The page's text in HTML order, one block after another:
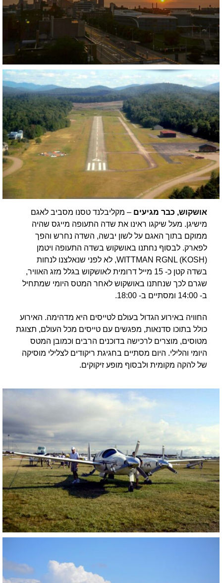
אושקוש, כבר מגיעים – מקליבלנד טסנו מסביב לאגם
מישיגן. מעל שיקגו ראינו את שדה התעופה מייגס שהיה
ממוקם בתוך האגם על לשון יבשה, השדה נחרש והפך
לפארק. לבסוף נחתנו באושקוש בשדה התעופה ויטמן
WITTMAN RGNL (KOSH), לא לפני שנאלצנו לנחות
בשדה קטן כ- 15 מייל דרומית לאושקוש בגלל מזג האוויר,
שגרם לכך שנחתנו באושקוש לאחר המטס היומי שמתחיל
ב- 14:00 ומסתיים ב- 18:00.
החוויה באירוע הגדול בעולם לטייסים היא מדהימה. האירוע
כולל בתוכו סדנאות, מפגשים עם טייסים מכל העולם, תצוגת
מטוסים, מוצרים לרכישה בדוכנים הרבים וכמובן המטס
היומי והלילי. היום מסתיים בחגיגת ריקודים לצלילי מוסיקה
של להקה מקומית ולבסוף מופע זיקוקים.